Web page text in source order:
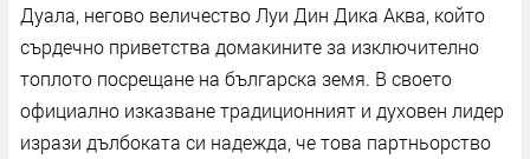
Дуала, негово величество Луи Дин Дика Аква, който
сърдечно приветства домакините за изключително
топлото посрещане на българска земя. В своето
официално изказване традиционният и духовен лидер
изрази дълбоката си надежда, че това партньорство